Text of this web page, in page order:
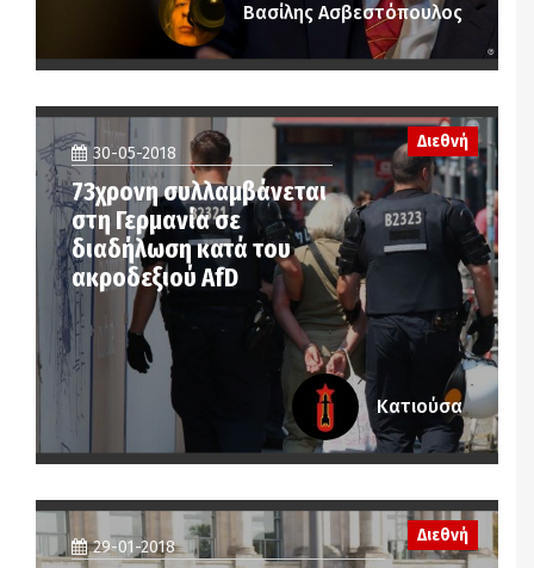
Βασίλης Ασβεστόπουλος
30-05-2018
73χρονη συλλαμβάνεται
στη Γερμανία σε
διαδήλωση κατά του
ακροδεξιού AfD
Διεθνή
Κατιούσα
Διεθνή
29-01-2018